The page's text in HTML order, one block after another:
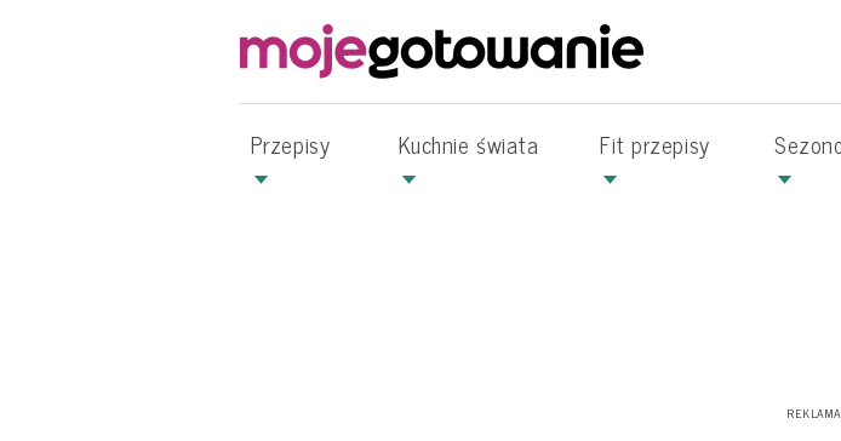
Przepisy Kuchnie świata Fit przepisy